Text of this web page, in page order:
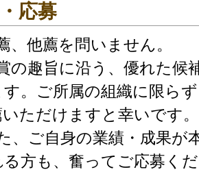
応募
、他薦を問いません。
の趣旨に沿う、優れた候
す。ご所属の組織に限ら
ただけますと幸いです。
、ご自身の業績・成果が
る方も、奮ってご応募く